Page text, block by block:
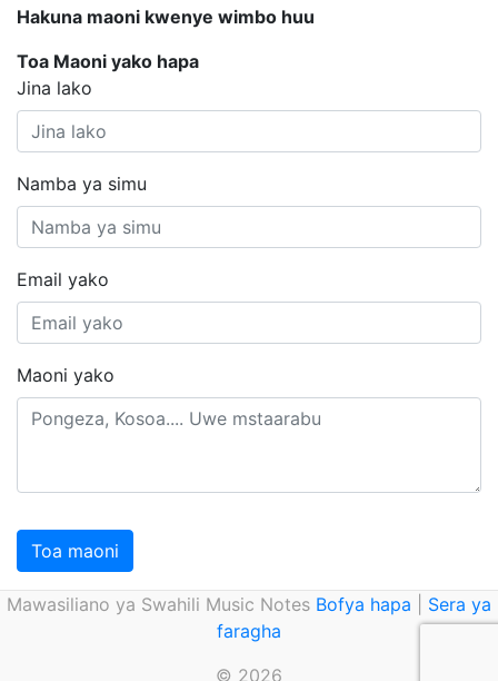
Hakuna maoni kwenye wimbo huu
Toa Maoni yako hapa
Jina lako
Namba ya simu
Email yako
Maoni yako
Toa maoni
Mawasiliano ya Swahili Music Notes Bofya hapa
Sera ya
faragha
© 2026